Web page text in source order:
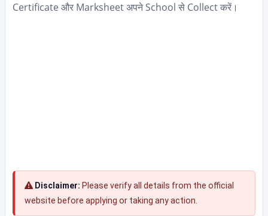
Certificate और Marksheet अपने School से Collect करें।
Disclaimer: Please verify all details from the official
website before applying or taking any action.